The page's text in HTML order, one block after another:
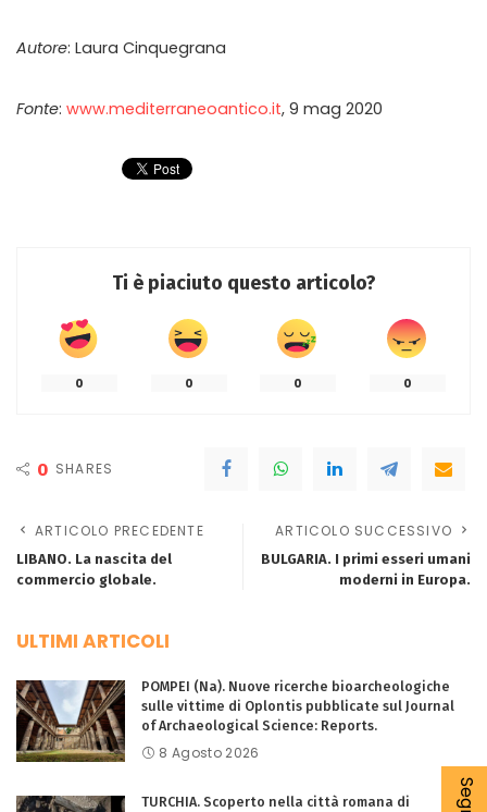
Autore: Laura Cinquegrana
Fonte: www.mediterraneoantico.it, 9 mag 2020
Ti è piaciuto questo articolo?
0 0 0 0
0 SHARES
ARTICOLO PRECEDENTE
LIBANO. La nascita del
commercio globale.
ARTICOLO SUCCESSIVO
BULGARIA. I primi esseri umani
moderni in Europa.
ULTIMI ARTICOLI
POMPEI (Na). Nuove ricerche bioarcheologiche
sulle vittime di Oplontis pubblicate sul Journal
of Archaeological Science: Reports.
8 Agosto 2026
TURCHIA. Scoperto nella città romana di